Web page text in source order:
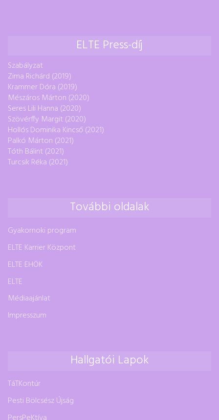
ELTE Press-díj
Szabályzat
Zima Richárd (2019)
Krammer Dóra (2019)
Mészáros Márton (2020)
Seres Lili Hanna (2020)
Szövérffy Margit (2020)
Hollós Dominika Kincső (2021)
Palkó Márton (2021)
Tóth Bálint (2021)
Turcsik Réka (2021)
További oldalak
Gyakornoki program
ELTE Karrier Központ
ELTE EHÖK
ELTE
Médiaajánlat
Impresszum
Hallgatói Lapok
TáTKontúr
Pesti Bölcsész Újság